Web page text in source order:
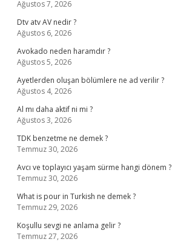
Ağustos 7, 2026
Dtv atv AV nedir ?
Ağustos 6, 2026
Avokado neden haramdır ?
Ağustos 5, 2026
Ayetlerden oluşan bölümlere ne ad verilir ?
Ağustos 4, 2026
Al mı daha aktif ni mi ?
Ağustos 3, 2026
TDK benzetme ne demek ?
Temmuz 30, 2026
Avcı ve toplayıcı yaşam sürme hangi dönem ?
Temmuz 30, 2026
What is pour in Turkish ne demek ?
Temmuz 29, 2026
Koşullu sevgi ne anlama gelir ?
Temmuz 27, 2026